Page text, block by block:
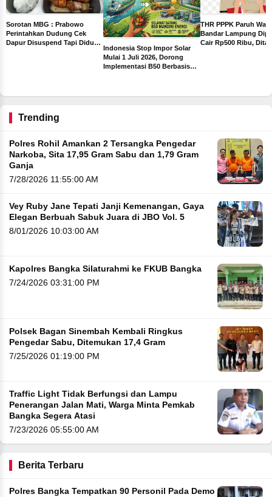
Sorotan MBG : Prabowo
Perintahkan Dudung Cek
Dapur Disuspend Tapi Diduga
Indonesia Stop Impor Solar
Mulai 1 Juli 2026, Dorong
Implementasi B50 Berbasis
THR PPPK Paruh
Bandar Lampung
Cair Rp500 Ribu,
Trending
Polres Rohil Amankan 2 Tersangka Pengedar
Narkoba, Sita 17,95 Gram Sabu dan 1,79 Gram
Ganja
7/28/2026 11:55:00 AM
Vey Ruby Jane Tepati Janji Kemenangan, Gaya
Elegan Berbuah Sabuk Juara di JBO Vol. 5
8/01/2026 10:03:00 AM
Kapolres Bangka Silaturahmi ke FKUB Bangka
7/24/2026 03:31:00 PM
Polsek Bagan Sinembah Kembali Ringkus
Pengedar Sabu, Ditemukan 17,4 Gram
7/25/2026 01:19:00 PM
Traffic Light Tidak Berfungsi dan Lampu
Penerangan Jalan Mati, Warga Minta Pemkab
Bangka Segera Atasi
7/23/2026 05:55:00 AM
Berita Terbaru
Polres Bangka Tempatkan 90 Personil Pada Demo